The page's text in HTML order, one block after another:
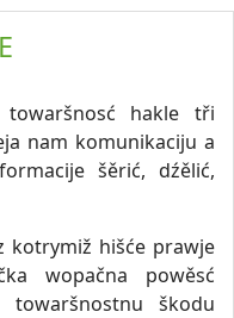
hakle tři
nam komunikaciju a
šěrić, dźělić,
kotrymiž hišće prawje
wopačna powěsć
škodu